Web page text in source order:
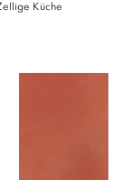
Küche